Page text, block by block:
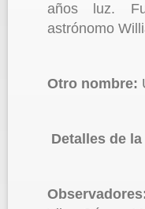
años luz.
astrónomo
Otro nombre:
Detalles de